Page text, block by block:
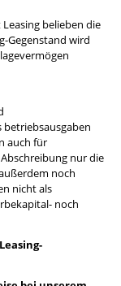
belieben die
Gegenstand wird
auch für
nur die
noch
nicht als
noch